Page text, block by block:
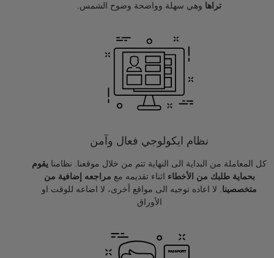
تراها وهي سهلة وواضحة وضوح الشمس.
نظام ايكولوجي فعال وآمن
كل المعاملة من البداية الى النهاية تتم من خلال موقعنا. نظامنا يقوم
بحماية طلبك من الأخطاء اثناء تقديمه مع مراجعه إضافية من
متخصصينا . لا اعاده توجيه الى مواقع أخرى، لا اضاعه للوقت او
الأوراق